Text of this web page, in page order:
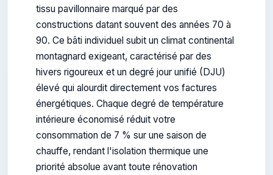
tissu pavillonnaire marqué par des
constructions datant souvent des années 70 à
90. Ce bâti individuel subit un climat continental
montagnard exigeant, caractérisé par des
hivers rigoureux et un degré jour unifié (DJU)
élevé qui alourdit directement vos factures
énergétiques. Chaque degré de température
intérieure économisé réduit votre
consommation de 7 % sur une saison de
chauffe, rendant l'isolation thermique une
priorité absolue avant toute rénovation